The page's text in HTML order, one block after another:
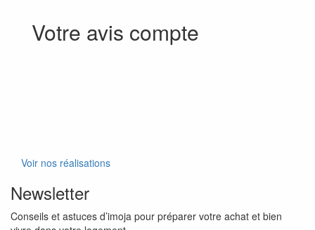
Votre avis compte
Voir nos réalisations
Newsletter
Conseils et astuces d’imoja pour préparer votre achat et bien